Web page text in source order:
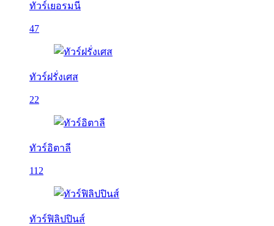
ทัวร์เยอรมนี
47
ทัวร์ฝรั่งเศส
22
ทัวร์อิตาลี
112
ทัวร์ฟิลิปปินส์